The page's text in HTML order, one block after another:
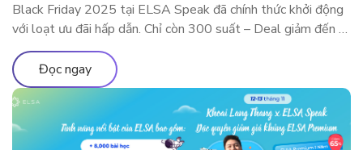
Black Friday 2025 tại ELSA Speak đã chính thức khởi động
với loạt ưu đãi hấp dẫn. Chỉ còn 300 suất – Deal giảm đến 5
Triệu sắp cháy hàng! Đây là dịp đặc biệt trong năm để sở
hữu các gói ELSA Premium và ELSA Pro với giá ưu đãi hiếm
có. Trải nghiệm […]
Đọc ngay